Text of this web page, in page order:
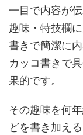
一目で内容が
趣味・特技欄
書きで簡潔に
カッコ書きで
果的です。
その趣味を何
どを書き加え